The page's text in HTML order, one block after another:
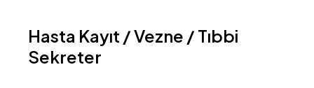
Hasta Kayıt / Vezne / Tıbbi
Sekreter